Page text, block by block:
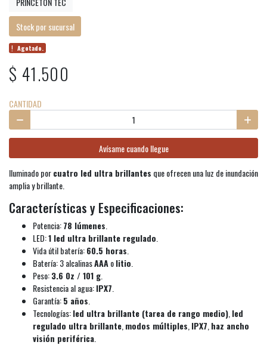
Stock por sucursal
Agotado.
$ 41.500
CANTIDAD
Avísame cuando llegue
Iluminado porcuatro led ultra brillantes que ofrecen una luz de inundación
amplia y brillante.
Características y Especificaciones:
Potencia:78 lúmenes
LED:1 led ultra brillante regulado
Vida útil batería:60.5 horas
Batería: 3 alcalinasAAAolitio
Peso:3.6 0z / 101 g
Resistencia al agua:IPX7
Garantía:5 años
Tecnologías:led ultra brillante (tarea de rango medio) led
regulado ultra brillante modos múltiples IPX7 haz ancho
visión periférica